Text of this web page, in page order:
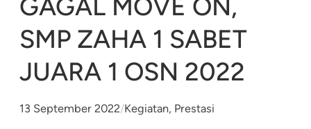
GAGAL MOVE ON,
SMP ZAHA 1 SABET
JUARA 1 OSN 2022
13 September 2022/Kegiatan, Prestasi